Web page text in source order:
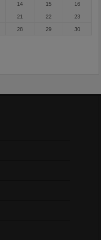
14 15 16
21 22 23
28 29 30